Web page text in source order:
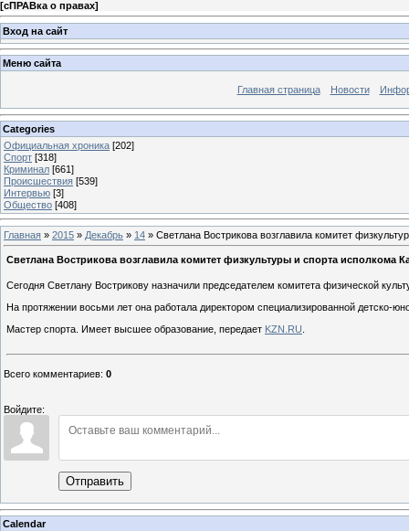
[сПРАВка о правах]
Вход на сайт
Меню сайта
Главная страница Новости
Categories
Официальная хроника [202]
Спорт [318]
Криминал [661]
Происшествия [539]
Интервью [3]
Общество [408]
Главная » 2015 » Декабрь » 14 » Светлана Вострикова возглавила комитет
Светлана Вострикова возглавила комитет физкультуры и спорта исполкома
Сегодня Светлану Вострикову назначили председателем комитета физической
На протяжении восьми лет она работала директором специализированной детско-
Мастер спорта. Имеет высшее образование, передает KZN.RU
Всего комментариев: 0
Войдите:
Отправить
Calendar